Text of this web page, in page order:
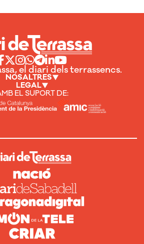
el diari dels terrassencs.
NOSALTRES
LEGAL
EL SUPORT DE: